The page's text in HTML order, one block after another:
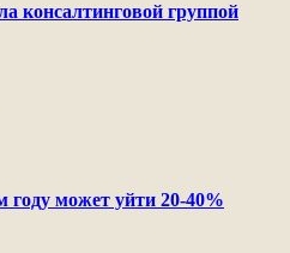
консалтинговой группой
году может уйти 20-40%